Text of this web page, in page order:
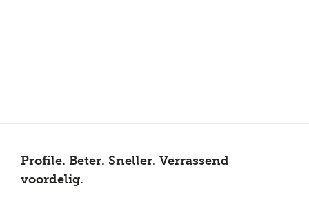
Profile. Beter. Sneller. Verrassend
voordelig.